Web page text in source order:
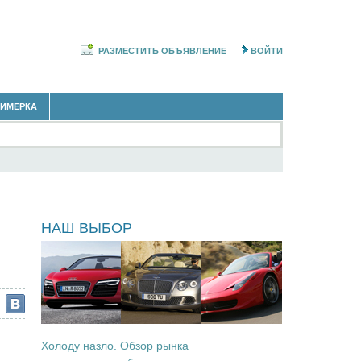
РАЗМЕСТИТЬ ОБЪЯВЛЕНИЕ ВОЙТИ
НАШ ВЫБОР
Холоду назло. Обзор рынка